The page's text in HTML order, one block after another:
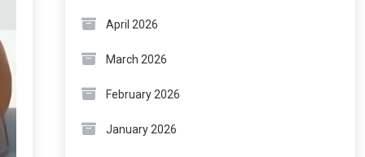
April 2026
March 2026
February 2026
January 2026